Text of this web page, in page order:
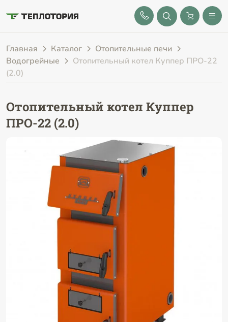
8 (843) 212-25-32
Главная Каталог
Отопительные печи
Водогрейные
Отопительный котел Куппер ПРО-22
(2.0)
Отопительный котел Куппер
ПРО-22 (2.0)